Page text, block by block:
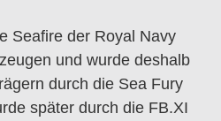
Seafire der Royal Navy
und wurde deshalb
durch die Sea Fury
später durch die FB.XI